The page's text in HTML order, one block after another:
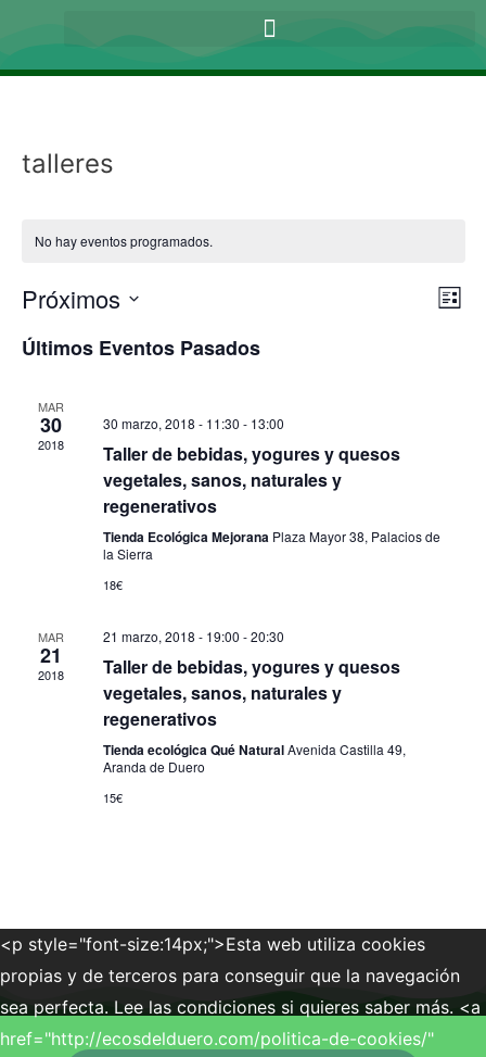
talleres
No hay eventos programados.
Lista
Próximos
la
Últimos Eventos Pasados
MAR
30
2018
30 marzo, 2018 - 11:30 - 13:00
Taller de bebidas, yogures y quesos
vegetales, sanos, naturales y
regenerativos
Tienda Ecológica Mejorana Plaza Mayor 38, Palacios de
la Sierra
18€
MAR
21
2018
21 marzo, 2018 - 19:00 -20:30
Taller de bebidas, yogures y quesos
vegetales, sanos, naturales y
regenerativos
Tienda ecológica Qué NaturalAvenida Castilla 49,
Aranda de Duero
15€
<p style="font-size:14px;">Esta web utiliza cookies
propias y de terceros para conseguir que la navegación
sea perfecta. Lee las condiciones si quieres saber más. <a
href="http://ecosdelduero.com/politica-de-cookies/"